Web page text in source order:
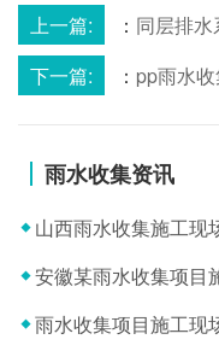
上一篇: ： 同层排
下一篇:
： pp雨水
雨水收集资讯
山西雨水收集施工现
安徽某雨水收集项目
雨水收集项目施工现